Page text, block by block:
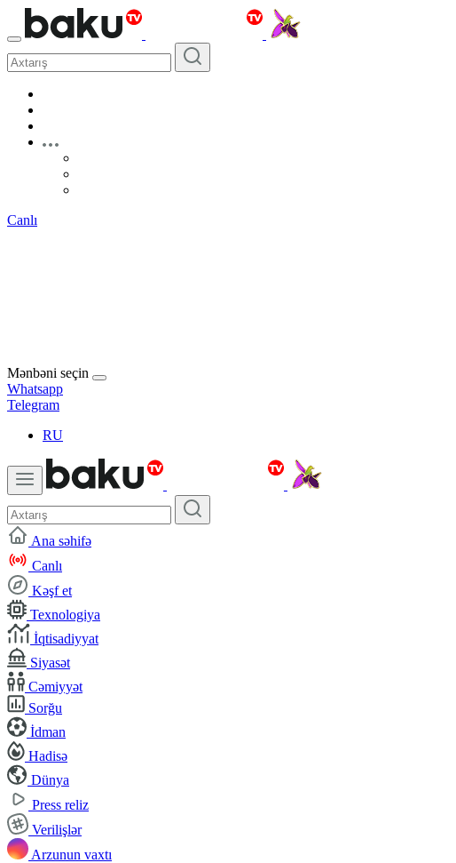
Canlı
Mənbəni seçin
Whatsapp
Telegram
RU
Ana səhifə
Canlı
Kəşf et
Texnologiya
İqtisadiyyat
Siyasət
Cəmiyyət
Sorğu
İdman
Hadisə
Dünya
Press reliz
Verilişlər
Arzunun vaxtı